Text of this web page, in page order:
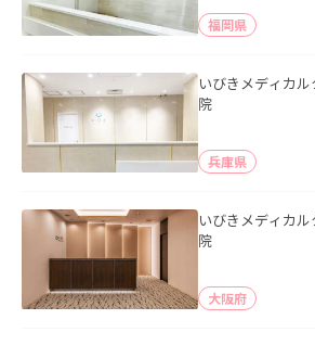
福岡県
いびきメディカ
院
兵庫県
いびきメディカ
院
大阪府